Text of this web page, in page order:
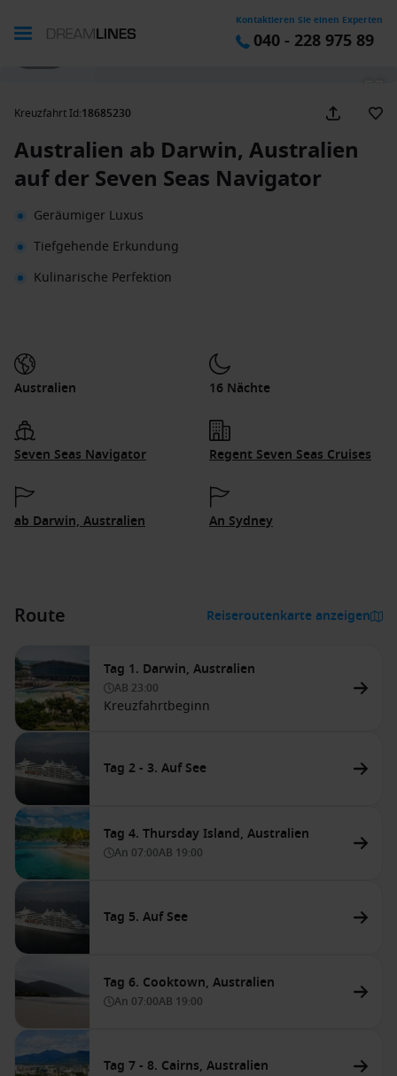
Kontaktieren Sie einen Experten
040 - 228 975 89
Kreuzfahrt Id:18685230
Australien ab Darwin, Australien
auf der Seven Seas Navigator
Geräumiger Luxus
Tiefgehende Erkundung
Kulinarische Perfektion
Australien 16 Nächte
Seven Seas Navigator Regent Seven Seas Cruises
ab Darwin, Australien An Sydney
Route Reiseroutenkarte anzeigen
Tag 1. Darwin, Australien
AB 23:00
Kreuzfahrtbeginn
Tag 2 - 3. Auf See
Tag 4. Thursday Island, Australien
An 07:00AB 19:00
Tag 5. Auf See
Tag 6. Cooktown, Australien
An 07:00AB 19:00
Tag 7 - 8. Cairns, Australien